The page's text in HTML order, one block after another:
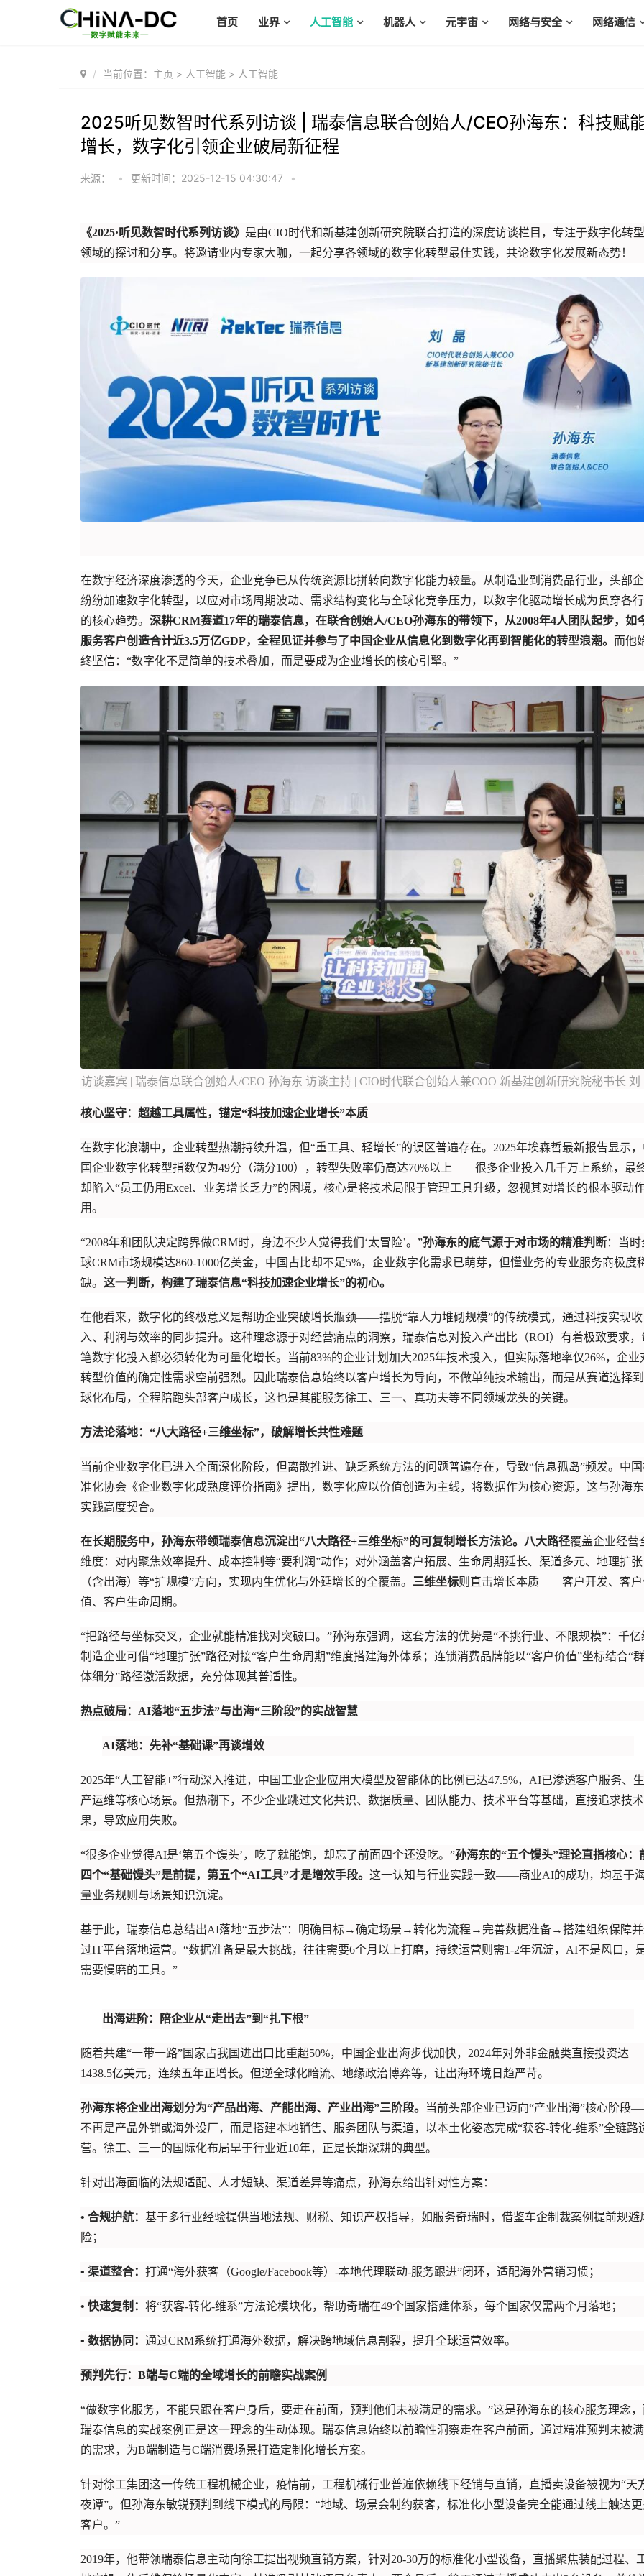
首页 业界 人工智能 机器人 元宇宙 网络与安全 网络通信
当前位置： 主页 > 人工智能 > 人工智能
2025听见数智时代系列访谈 | 瑞泰信息联合创始人/CEO孙海东：科技赋
增长，数字化引领企业破局新征程
来源： • 更新时间：2025-12-15 04:30:47 •
《2025·听见数智时代系列访谈》 是由CIO时代和新基建创新研究院联合打造的深度访谈栏目，专注于数字化转型
领域的探讨和分享。将邀请业内专家大咖，一起分享各领域的数字化转型最佳实践，共论数字化发展新态势！
在数字经济深度渗透的今天，企业竞争已从传统资源比拼转向数字化能力较量。从制造业到消费品行业，头部
纷纷加速数字化转型，以应对市场周期波动、需求结构变化与全球化竞争压力，以数字化驱动增长成为贯穿各
的核心趋势。 深耕CRM赛道17年的瑞泰信息，在联合创始人/CEO孙海东的带领下，从2008年4人团队起步，如
服务客户创造合计近3.5万亿GDP，全程见证并参与了中国企业从信息化到数字化再到智能化的转型浪潮。 而他
终坚信：“数字化不是简单的技术叠加，而是要成为企业增长的核心引擎。”
访谈嘉宾 | 瑞泰信息联合创始人/CEO 孙海东 访谈主持 | CIO时代联合创始人兼COO 新基建创新研究院秘书长 刘
核心坚守：超越工具属性，锚定“科技加速企业增长”本质
在数字化浪潮中，企业转型热潮持续升温，但“重工具、轻增长”的误区普遍存在。2025年埃森哲最新报告显示，
国企业数字化转型指数仅为49分（满分100），转型失败率仍高达70%以上——很多企业投入几千万上系统，最
却陷入“员工仍用Excel、业务增长乏力”的困境，核心是将技术局限于管理工具升级，忽视其对增长的根本驱动
用。
“2008年和团队决定跨界做CRM时，身边不少人觉得我们‘太冒险’。”孙海东的底气源于对市场的精准判断：当时
球CRM市场规模达860-1000亿美金，中国占比却不足5%，企业数字化需求已萌芽，但懂业务的专业服务商极度
缺。 这一判断，构建了瑞泰信息“科技加速企业增长”的初心。
在他看来，数字化的终极意义是帮助企业突破增长瓶颈——摆脱“靠人力堆砌规模”的传统模式，通过科技实现收
入、利润与效率的同步提升。这种理念源于对经营痛点的洞察，瑞泰信息对投入产出比（ROI）有着极致要求，
笔数字化投入都必须转化为可量化增长。当前83%的企业计划加大2025年技术投入，但实际落地率仅26%，企业
转型价值的确定性需求空前强烈。因此瑞泰信息始终以客户增长为导向，不做单纯技术输出，而是从赛道选择
球化布局，全程陪跑头部客户成长，这也是其能服务徐工、三一、真功夫等不同领域龙头的关键。
方法论落地：“八大路径+三维坐标”，破解增长共性难题
当前企业数字化已进入全面深化阶段，但离散推进、缺乏系统方法的问题普遍存在，导致“信息孤岛”频发。中
准化协会《企业数字化成熟度评价指南》提出，数字化应以价值创造为主线，将数据作为核心资源，这与孙海
实践高度契合。
在长期服务中，孙海东带领瑞泰信息沉淀出“八大路径+三维坐标”的可复制增长方法论。八大路径覆盖企业经营
维度：对内聚焦效率提升、成本控制等“要利润”动作；对外涵盖客户拓展、生命周期延长、渠道多元、地理扩张
（含出海）等“扩规模”方向，实现内生优化与外延增长的全覆盖。 三维坐标则直击增长本质——客户开发、客
值、客户生命周期。
“把路径与坐标交叉，企业就能精准找对突破口。”孙海东强调，这套方法的优势是“不挑行业、不限规模”：千亿
制造企业可借“地理扩张”路径对接“客户生命周期”维度搭建海外体系；连锁消费品牌能以“客户价值”坐标结合“群
体细分”路径激活数据，充分体现其普适性。
热点破局：AI落地“五步法”与出海“三阶段”的实战智慧
AI落地：先补“基础课”再谈增效
2025年“人工智能+”行动深入推进，中国工业企业应用大模型及智能体的比例已达47.5%，AI已渗透客户服务、生
产运维等核心场景。但热潮下，不少企业跳过文化共识、数据质量、团队能力、技术平台等基础，直接追求技
果，导致应用失败。
“很多企业觉得AI是‘第五个馒头’，吃了就能饱，却忘了前面四个还没吃。”孙海东的“五个馒头”理论直指核心：
四个“基础馒头”是前提，第五个“AI工具”才是增效手段。 这一认知与行业实践一致——商业AI的成功，均基于
量业务规则与场景知识沉淀。
基于此，瑞泰信息总结出AI落地“五步法”：明确目标→确定场景→转化为流程→完善数据准备→搭建组织保障
过IT平台落地运营。“数据准备是最大挑战，往往需要6个月以上打磨，持续运营则需1-2年沉淀，AI不是风口，
需要慢磨的工具。”
出海进阶：陪企业从“走出去”到“扎下根”
随着共建“一带一路”国家占我国进出口比重超50%，中国企业出海步伐加快，2024年对外非金融类直接投资达
1438.5亿美元，连续五年正增长。但逆全球化暗流、地缘政治博弈等，让出海环境日趋严苛。
孙海东将企业出海划分为“产品出海、产能出海、产业出海”三阶段。
当前头部企业已迈向“产业出海”核心阶段
不再是产品外销或海外设厂，而是搭建本地销售、服务团队与渠道，以本土化姿态完成“获客-转化-维系”全链路
营。徐工、三一的国际化布局早于行业近10年，正是长期深耕的典型。
针对出海面临的法规适配、人才短缺、渠道差异等痛点，孙海东给出针对性方案：
• 合规护航： 基于多行业经验提供当地法规、财税、知识产权指导，如服务奇瑞时，借鉴车企制裁案例提前规避
险；
• 渠道整合： 打通“海外获客（Google/Facebook等）-本地代理联动-服务跟进”闭环，适配海外营销习惯；
• 快速复制： 将“获客-转化-维系”方法论模块化，帮助奇瑞在49个国家搭建体系，每个国家仅需两个月落地；
• 数据协同： 通过CRM系统打通海外数据，解决跨地域信息割裂，提升全球运营效率。
预判先行：B端与C端的全域增长的前瞻实战案例
“做数字化服务，不能只跟在客户身后，要走在前面，预判他们未被满足的需求。”这是孙海东的核心服务理念，
瑞泰信息的实战案例正是这一理念的生动体现。瑞泰信息始终以前瞻性洞察走在客户前面，通过精准预判未被
的需求，为B端制造与C端消费场景打造定制化增长方案。
针对徐工集团这一传统工程机械企业，疫情前，工程机械行业普遍依赖线下经销与直销，直播卖设备被视为“天
夜谭”。但孙海东敏锐预判到线下模式的局限：“地域、场景会制约获客，标准化小型设备完全能通过线上触达更
客户。”
2019年，他带领瑞泰信息主动向徐工提出视频直销方案，针对20-30万的标准化小型设备，直播聚焦装配过程、